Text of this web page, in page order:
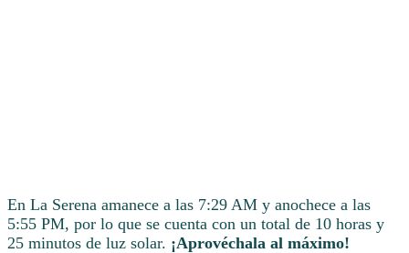
En La Serena amanece a las 7:29 AM y anochece a las
5:55 PM, por lo que se cuenta con un total de 10 horas y
25 minutos de luz solar. ¡Aprovéchala al máximo!